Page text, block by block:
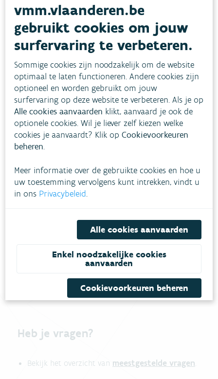
Heb je vragen?
Bekijk het overzicht van meestgestelde vragen
vmm.vlaanderen.be
gebruikt cookies om jouw
surfervaring te verbeteren.
Sommige cookies zijn noodzakelijk om de website
optimaal te laten functioneren. Andere cookies zijn
optioneel en worden gebruikt om jouw
surfervaring op deze website te verbeteren. Als je op
Alle cookies aanvaarden klikt, aanvaard je ook de
optionele cookies. Wil je liever zelf kiezen welke
cookies je aanvaardt? Klik opCookievoorkeuren
beheren.
Meer informatie over de gebruikte cookies en hoe u
uw toestemming vervolgens kunt intrekken, vindt u
in ons Privacybeleid.
Alle cookies aanvaarden
Enkel noodzakelijke cookies
aanvaarden
Cookievoorkeuren beheren